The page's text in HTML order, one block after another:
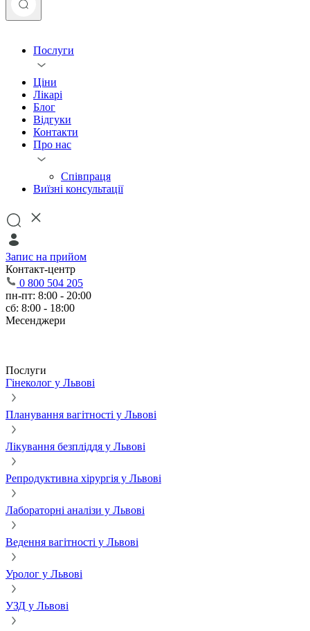
Послуги
Ціни
Лікарі
Блог
Відгуки
Контакти
Про нас
Співпраця
Виїзні консультації
Запис на прийом
Контакт-центр
0 800 504 205
пн-пт: 8:00 - 20:00
сб: 8:00 - 18:00
Месенджери
Послуги
Гінеколог у Львові
Планування вагітності у Львові
Лікування безпліддя у Львові
Репродуктивна хірургія у Львові
Лабораторні аналізи у Львові
Ведення вагітності у Львові
Уролог у Львові
УЗД у Львові